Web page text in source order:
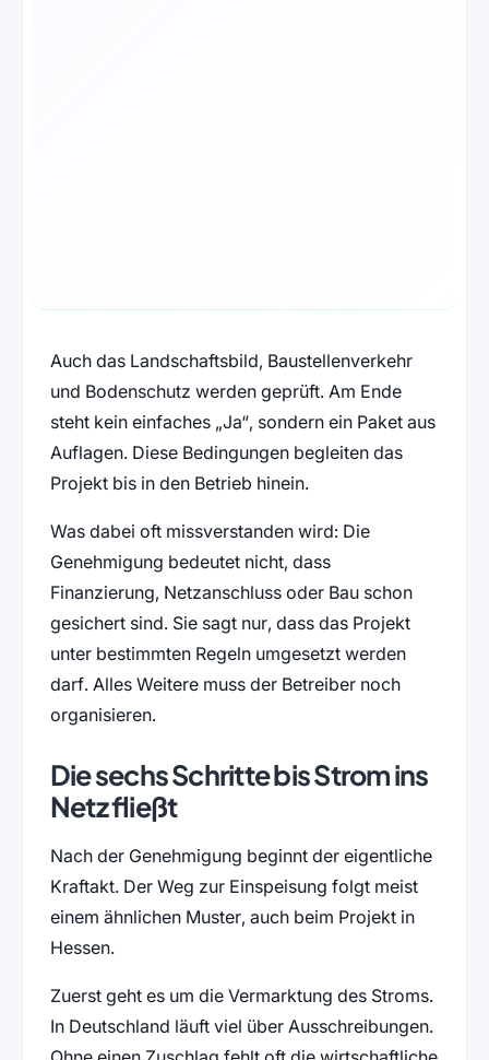
Auch das Landschaftsbild, Baustellenverkehr
und Bodenschutz werden geprüft. Am Ende
steht kein einfaches „Ja“, sondern ein Paket aus
Auflagen. Diese Bedingungen begleiten das
Projekt bis in den Betrieb hinein.
Was dabei oft missverstanden wird: Die
Genehmigung bedeutet nicht, dass
Finanzierung, Netzanschluss oder Bau schon
gesichert sind. Sie sagt nur, dass das Projekt
unter bestimmten Regeln umgesetzt werden
darf. Alles Weitere muss der Betreiber noch
organisieren.
Die sechs Schritte bis Strom ins
Netz fließt
Nach der Genehmigung beginnt der eigentliche
Kraftakt. Der Weg zur Einspeisung folgt meist
einem ähnlichen Muster, auch beim Projekt in
Hessen.
Zuerst geht es um die Vermarktung des Stroms.
In Deutschland läuft viel über Ausschreibungen.